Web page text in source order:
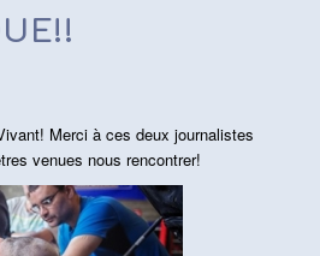
Merci à ces deux journalistes
venues nous rencontrer!